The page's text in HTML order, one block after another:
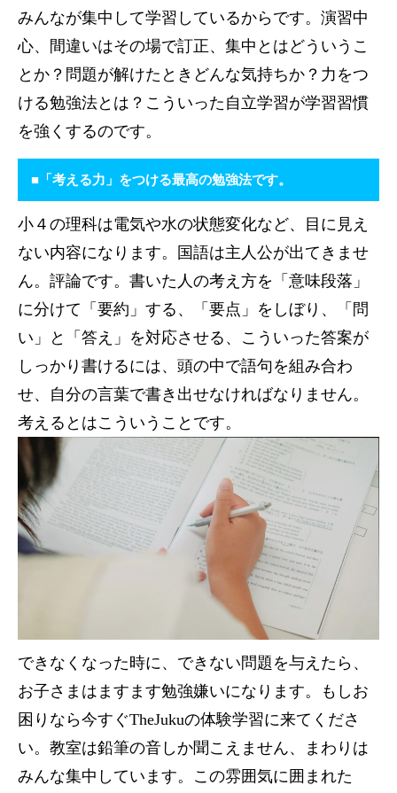
みんなが集中して学習しているからです。演習中
心、間違いはその場で訂正、集中とはどういうこ
とか？問題が解けたときどんな気持ちか？力をつ
ける勉強法とは？こういった自立学習が学習習慣
を強くするのです。
■「考える力」をつける最高の勉強法です。
小４の理科は電気や水の状態変化など、目に見え
ない内容になります。国語は主人公が出てきませ
ん。評論です。書いた人の考え方を「意味段落」
に分けて「要約」する、「要点」をしぼり、「問
い」と「答え」を対応させる、こういった答案が
しっかり書けるには、頭の中で語句を組み合わ
せ、自分の言葉で書き出せなければなりません。
考えるとはこういうことです。
できなくなった時に、できない問題を与えたら、
お子さまはますます勉強嫌いになります。もしお
困りなら今すぐTheJukuの体験学習に来てくださ
い。教室は鉛筆の音しか聞こえません、まわりは
みんな集中しています。この雰囲気に囲まれた